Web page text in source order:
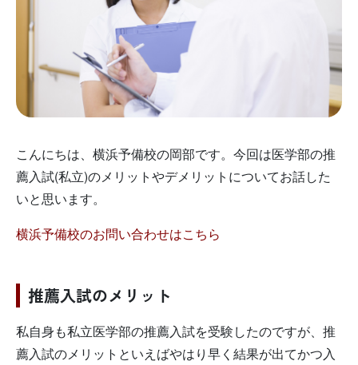
こんにちは、横浜予備校の岡部です。今回は医学部の推
薦入試(私立)のメリットやデメリットについてお話した
いと思います。
横浜予備校のお問い合わせはこちら
推薦入試のメリット
私自身も私立医学部の推薦入試を受験したのですが、推
薦入試のメリットといえばやはり早く結果が出てかつ入